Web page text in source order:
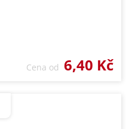
Cena od 6,40 Kč